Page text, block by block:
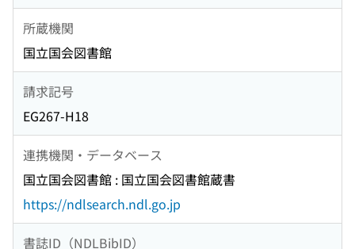
所蔵機関
国立国会図書館
請求記号
EG267-H18
連携機関・データベース
国立国会図書館 : 国立国会図書館蔵書
https://ndlsearch.ndl.go.jp
書誌ID（NDLBibID）